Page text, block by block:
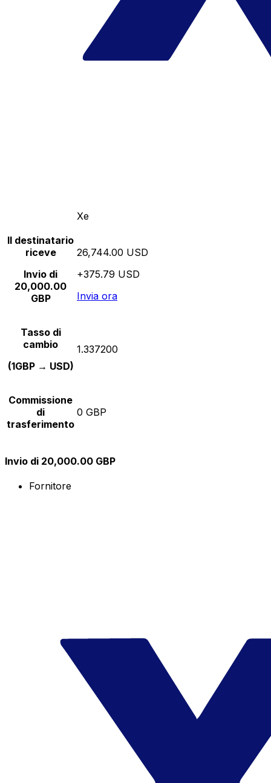
Xe
Il destinatario
riceve
Invio di
20,000.00
GBP
26,744.00 USD
+375.79 USD
Invia ora
Tasso di
cambio
(1GBP → USD)
1.337200
Commissione
di
trasferimento
0 GBP
Invio di 20,000.00 GBP
Fornitore